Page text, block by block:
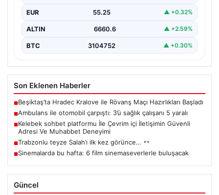
EUR 55.25 ▲ +0.32%
ALTIN 6660.6 ▲ +2.59%
BTC 3104752 ▲ +0.30%
Son Eklenen Haberler
■Beşiktaş’ta Hradec Kralove ile Rövanş Maçı Hazırlıkları Başladı
■Ambulans ile otomobil çarpıştı: 3’ü sağlık çalışanı 5 yaralı
■Kelebek sohbet platformu İle Çevrim içi İletişimin Güvenli
Adresi Ve Muhabbet Deneyimi
■Trabzonlu teyze Salah’ı ilk kez görünce…
■Sinemalarda bu hafta: 6 film sinemaseverlerle buluşacak
Güncel